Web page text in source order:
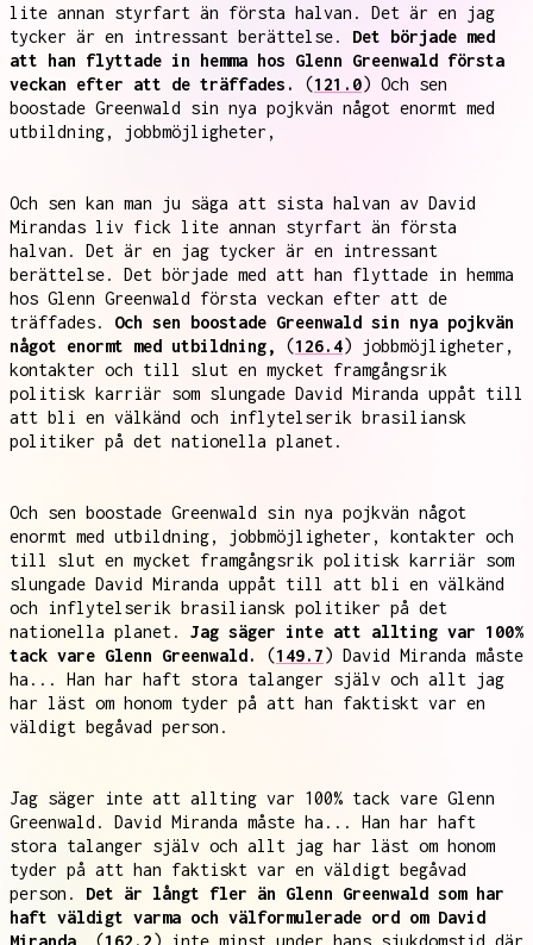
lite annan styrfart än första halvan. Det är en jag
tycker är en intressant berättelse. Det började med
att han flyttade in hemma hos Glenn Greenwald första
veckan efter att de träffades.
(121.0) Och sen
boostade Greenwald sin nya pojkvän något enormt med
utbildning, jobbmöjligheter,
Och sen kan man ju säga att sista halvan av David
Mirandas liv fick lite annan styrfart än första
halvan. Det är en jag tycker är en intressant
berättelse. Det började med att han flyttade in hemma
hos Glenn Greenwald första veckan efter att de
träffades. Och sen boostade Greenwald sin nya pojkvän
något enormt med utbildning,
(126.4) jobbmöjligheter,
kontakter och till slut en mycket framgångsrik
politisk karriär som slungade David Miranda uppåt till
att bli en välkänd och inflytelserik brasiliansk
politiker på det nationella planet.
Och sen boostade Greenwald sin nya pojkvän något
enormt med utbildning, jobbmöjligheter, kontakter och
till slut en mycket framgångsrik politisk karriär som
slungade David Miranda uppåt till att bli en välkänd
och inflytelserik brasiliansk politiker på det
nationella planet. Jag säger inte att allting var 100%
tack vare Glenn Greenwald.
(149.7) David Miranda måste
ha... Han har haft stora talanger själv och allt jag
har läst om honom tyder på att han faktiskt var en
väldigt begåvad person.
Jag säger inte att allting var 100% tack vare Glenn
Greenwald. David Miranda måste ha... Han har haft
stora talanger själv och allt jag har läst om honom
tyder på att han faktiskt var en väldigt begåvad
person. Det är långt fler än Glenn Greenwald som har
haft väldigt varma och välformulerade ord om David
Miranda,
(162.2) inte minst under hans sjukdomstid där